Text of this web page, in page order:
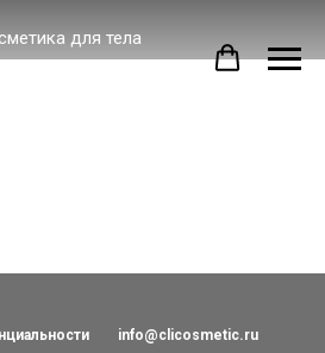
для тела
info@clicosmetic.ru